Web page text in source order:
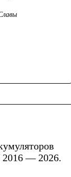
2016 — 2026.